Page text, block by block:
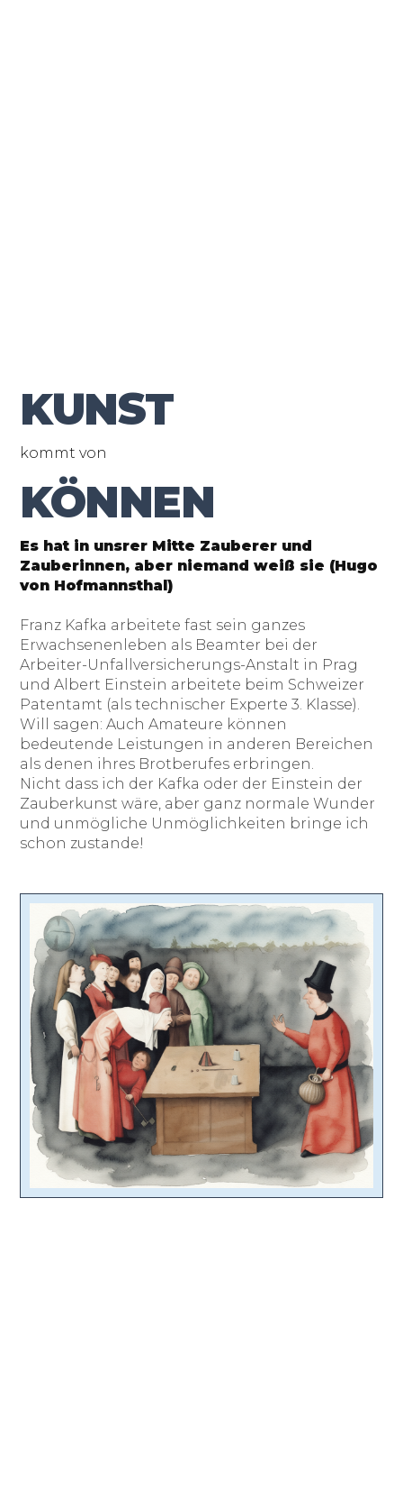
KUNST
kommt von
KÖNNEN
Es hat in unsrer Mitte Zauberer und
Zauberinnen, aber niemand weiß sie (Hugo
von Hofmannsthal)
Franz Kafka arbeitete fast sein ganzes
Erwachsenenleben als Beamter bei der
Arbeiter-Unfallversicherungs-Anstalt in Prag
und Albert Einstein arbeitete beim Schweizer
Patentamt (als technischer Experte 3. Klasse).
Will sagen: Auch Amateure können
bedeutende Leistungen in anderen Bereichen
als denen ihres Brotberufes erbringen.
Nicht dass ich der Kafka oder der Einstein der
Zauberkunst wäre, aber ganz normale Wunder
und unmögliche Unmöglichkeiten bringe ich
schon zustande!